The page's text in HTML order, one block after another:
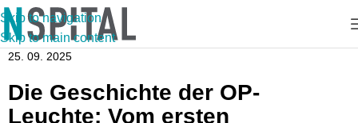
Skip to navigation
Skip to main content
25. 09. 2025
Die Geschichte der OP-
Leuchte: Vom ersten